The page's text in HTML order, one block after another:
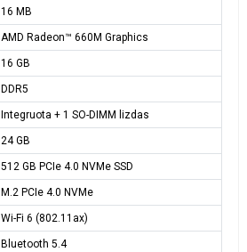
16 MB
AMD Radeon™ 660M Graphics
16 GB
DDR5
Integruota + 1 SO-DIMM lizdas
24 GB
512 GB PCIe 4.0 NVMe SSD
M.2 PCIe 4.0 NVMe
Wi-Fi 6 (802.11ax)
Bluetooth 5.4